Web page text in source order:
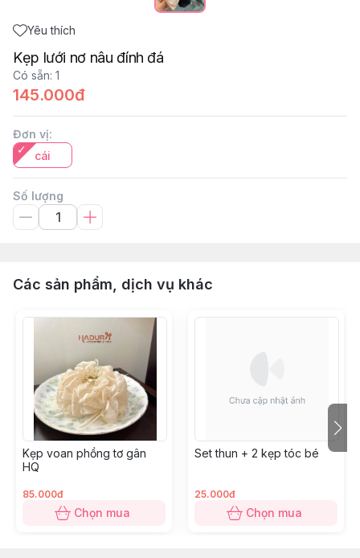
Yêu thích
Kẹp lưới nơ nâu đính đá
Có sẵn: 1
145.000đ
Đơn vị:
cái
Số lượng
Các sản phẩm, dịch vụ khác
Kẹp voan phồng tơ gân
HQ
85.000đ
Chọn mua
Set thun + 2 kẹp tóc bé
25.000đ
Chọn mua